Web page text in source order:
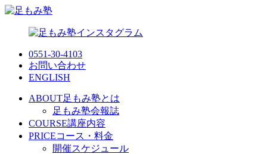
0551-30-4103
お問い合わせ
ENGLISH
ABOUT足もみ塾とは
足もみ塾会報誌
COURSE講座内容
PRICEコース・料金
開催スケジュール